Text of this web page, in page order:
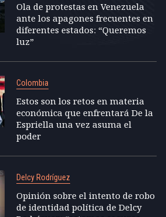
Ola de protestas en Venezuela
ante los apagones frecuentes en
diferentes estados: “Queremos
luz”
Colombia
Estos son los retos en materia
económica que enfrentará De la
Espriella una vez asuma el
poder
Delcy Rodríguez
Opinión sobre el intento de robo
de identidad política de Delcy